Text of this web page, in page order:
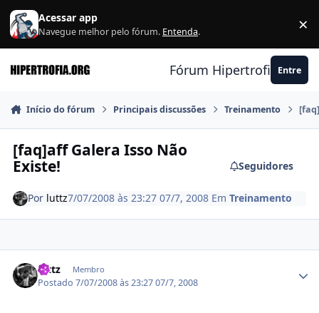
Ir para conteúdo
Acessar app
Navegue melhor pelo fórum. Entenda. ×
Fórum Hipertrofia.org
Entre
Início do fórum Principais discussões Treinamento
[faq]aff Galera Isso Não
Existe!
Seguidores
Por luttz7/07/2008 às 23:2707/7, 2008 EmTreinamento
luttz Membro
Postado7/07/2008 às 23:2707/7, 2008